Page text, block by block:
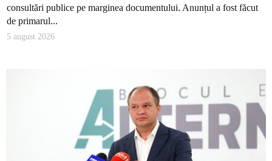
consultări publice pe marginea documentului. Anunțul a fost făcut
de primarul...
5 august 2026